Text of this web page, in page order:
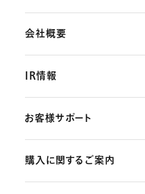
会社概要
IR情報
お客様サポート
よくあるご質問
購入に関するご案内